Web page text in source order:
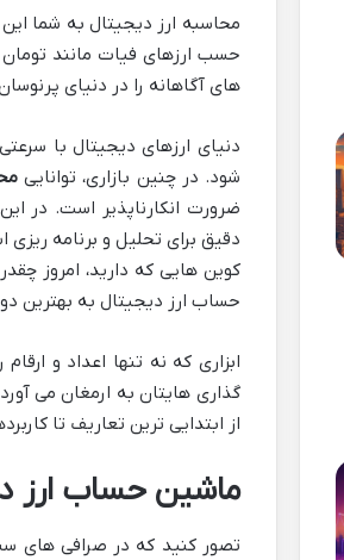
محاسبه ارز دیجیتال به شما
حسب ارزهای فیات مانند تومان
های آگاهانه را در دنیای
دنیای ارزهای دیجیتال با
شود. در چنین بازاری، توانایی
ضرورت انکارناپذیر است. در
دقیق برای تحلیل و برنامه
کوین هایی که دارید، امروز
حساب ارز دیجیتال به بهترین
ابزاری که نه تنها اعداد و
گذاری هایتان به ارمغان می
از ابتدایی ترین تعاریف تا
ماشین حساب ارز
تصور کنید که در صرافی های